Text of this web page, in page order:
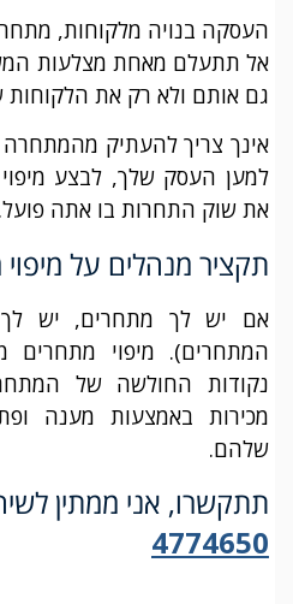
העסקה בנויה מלקוחות,
אל תתעלם מאחת מצלעות
גם אותם ולא רק את הלקוחות
אינך צריך להעתיק מהמתחרה
למען העסק שלך, לבצע
את שוק התחרות בו אתה פועל.
תקציר מנהלים על
אם יש לך מתחרים, יש לך
המתחרים). מיפוי מתחרים
נקודות החולשה של
מכירות באמצעות מענה
שלהם.
תתקשרו, אני ממתין
4774650